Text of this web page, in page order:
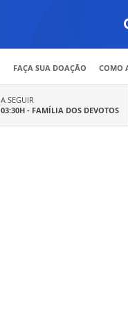
FAÇA SUA DOAÇÃO COMO
A SEGUIR
03:30H - FAMÍLIA DOS DEVOTOS